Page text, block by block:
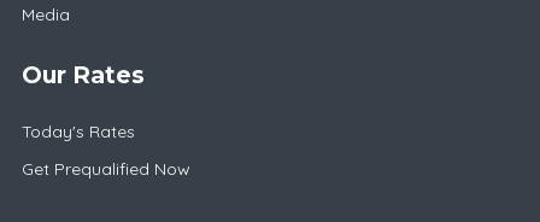
Media
Our Rates
Today's Rates
Get Prequalified Now